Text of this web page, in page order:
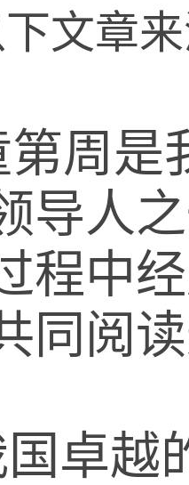
下文章
第周是
导人
程中
同阅
卓越